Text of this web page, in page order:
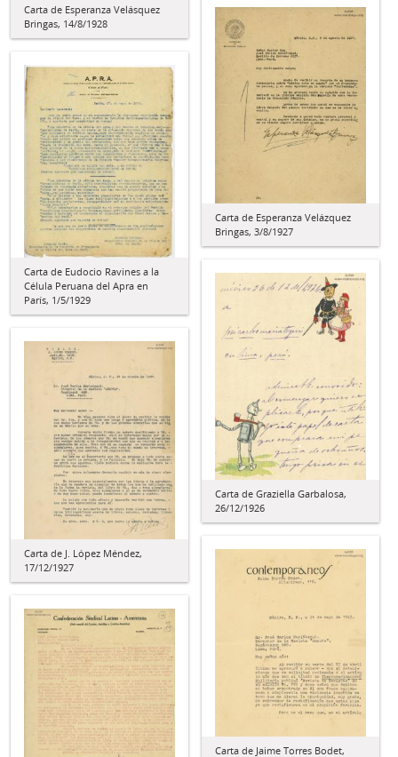
Carta de Esperanza Velásquez
Bringas, 14/8/1928
Carta de Esperanza Velázquez
Bringas, 3/8/1927
Carta de Eudocio Ravines a la
Célula Peruana del Apra en
París, 1/5/1929
Carta de Graziella Garbalosa,
26/12/1926
Carta de J. López Méndez,
17/12/1927
Carta de Jaime Torres Bodet,